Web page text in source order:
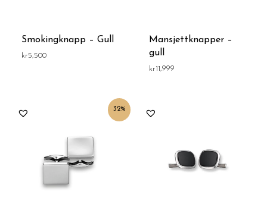
Smokingknapp – Gull
kr5,500
Mansjettknapper –
gull
kr11,999
32%
Nåværende